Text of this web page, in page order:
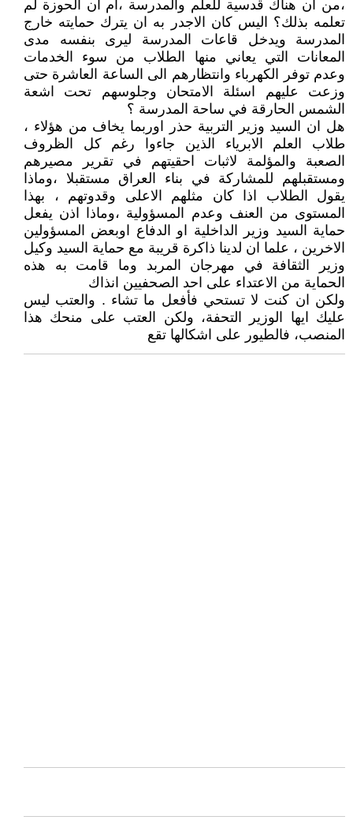
،من ان هناك قدسية للعلم والمدرسة ،ام ان الحوزة لم
تعلمه بذلك؟ اليس كان الاجدر به ان يترك حمايته خارج
المدرسة ويدخل قاعات المدرسة ليرى بنفسه مدى
المعانات التي يعاني منها الطلاب من سوء الخدمات
وعدم توفر الكهرباء وانتظارهم الى الساعة العاشرة حتى
وزعت عليهم اسئلة الامتحان وجلوسهم تحت اشعة
الشمس الحارقة في ساحة المدرسة ؟
هل ان السيد وزير التربية حذر اوربما يخاف من هؤلاء ،
طلاب العلم الابرياء الذين جاءوا رغم كل الظروف
الصعبة والمؤلمة لاثبات احقيتهم في تقرير مصيرهم
ومستقبلهم للمشاركة في بناء العراق مستقبلا ،وماذا
يقول الطلاب اذا كان مثلهم الاعلى وقدوتهم ، بهذا
المستوى من العنف وعدم المسؤولية ،وماذا اذن يفعل
حماية السيد وزير الداخلية او الدفاع اوبعض المسؤولين
الاخرين ، علما ان لدينا ذاكرة قريبة مع حماية السيد وكيل
وزير الثقافة في مهرجان المربد وما قامت به هذه
الحماية من الاعتداء على احد الصحفيين انذاك
ولكن ان كنت لا تستحي فأفعل ما تشاء . والعتب ليس
عليك ايها الوزير التحفة، ولكن العتب على منحك هذا
المنصب، فالطيور على اشكالها تقع